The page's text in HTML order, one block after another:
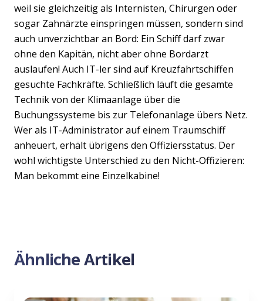
weil sie gleichzeitig als Internisten, Chirurgen oder
sogar Zahnärzte einspringen müssen, sondern sind
auch unverzichtbar an Bord: Ein Schiff darf zwar
ohne den Kapitän, nicht aber ohne Bordarzt
auslaufen! Auch IT-ler sind auf Kreuzfahrtschiffen
gesuchte Fachkräfte. Schließlich läuft die gesamte
Technik von der Klimaanlage über die
Buchungssysteme bis zur Telefonanlage übers Netz.
Wer als IT-Administrator auf einem Traumschiff
anheuert, erhält übrigens den Offiziersstatus. Der
wohl wichtigste Unterschied zu den Nicht-Offizieren:
Man bekommt eine Einzelkabine!
Ähnliche Artikel